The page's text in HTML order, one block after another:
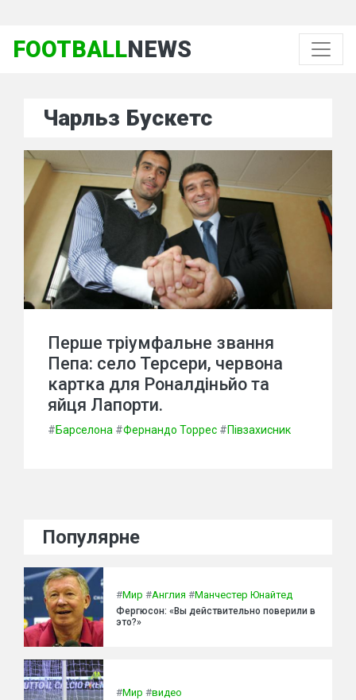
FOOTBALLNEWS
Чарльз Бускетс
Перше тріумфальне звання
Пепа: село Терсери, червона
картка для Роналдіньйо та
яйця Лапорти.
#Барселона #Фернандо Торрес #Півзахисник
Популярне
#Мир #Англия #Манчестер Юнайтед
Фергюсон: «Вы действительно поверили в
это?»
#Мир #видео